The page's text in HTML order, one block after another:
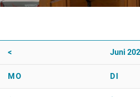
< Juni
MO DI